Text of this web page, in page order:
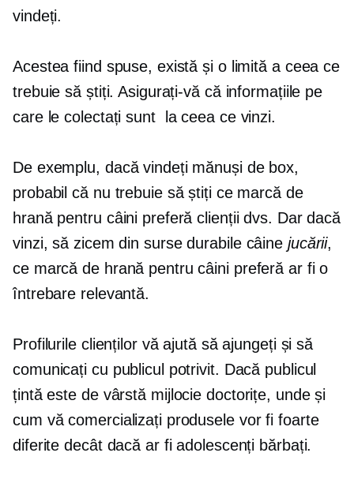
vindeți.
Acestea fiind spuse, există și o limită a ceea ce
trebuie să știți. Asigurați-vă că informațiile pe
care le colectați sunt
la ceea ce vinzi.
De exemplu, dacă vindeți mănuși de box,
probabil că nu trebuie să știți ce marcă de
hrană pentru câini preferă clienții dvs. Dar dacă
vinzi, să zicemdin surse durabilecâine jucării,
ce marcă de hrană pentru câini preferă ar fi o
întrebare relevantă.
Profilurile clienților vă ajută să ajungeți și să
comunicați cu publicul potrivit. Dacă publicul
țintă este de vârstă mijlocie doctorițe, unde și
cum vă comercializați produsele vor fi foarte
diferite decât dacă ar fi adolescenți bărbați.